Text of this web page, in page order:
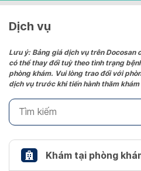
date.
the
question
mark
to
keyboard
shortcuts
Dịch vụ
Lưu ý: Bảng giá dịch vụ trên Docosan
có thể thay đổi tuỳ theo tình trạng
phòng khám. Vui lòng trao đổi với
dịch vụ trước khi tiến hành thăm khám
Khám tại phòng